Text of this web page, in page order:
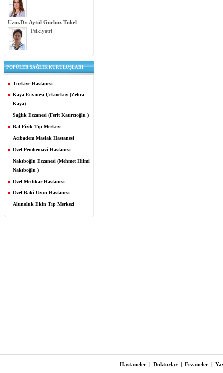
Uzm.Dr. Aytül Gürbüz Tükel
Psikiyatri
POPÜLER SAĞLIK KURULUŞLARI
Türkiye Hastanesi
Kaya Eczanesi Çekmeköy (Zehra
Kaya)
Sağlık Eczanesi (Ferit Katırcıoğlu )
Bal-Fizik Tıp Merkezi
Acıbadem Maslak Hastanesi
Özel Pembemavi Hastanesi
Nakıboğlu Eczanesi (Mehmet Hilmi
Nakıboğlu )
Özel Medikar Hastanesi
Özel Baki Uzun Hastanesi
Altınoluk Ekin Tıp Merkezi
Hastaneler | Doktorlar | Eczaneler |